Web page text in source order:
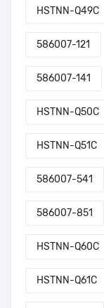
HSTNN-Q49C
586007-121
586007-141
HSTNN-Q50C
HSTNN-Q51C
586007-541
586007-851
HSTNN-Q60C
HSTNN-Q61C